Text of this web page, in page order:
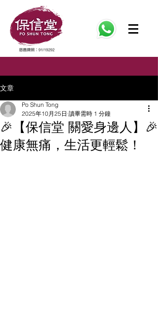
文章
🎉【保信堂 關愛身邊人】🎉
健康無痛，生活更輕鬆！
Po Shun Tong
2025年10月25日 讀畢需時 1 分鐘